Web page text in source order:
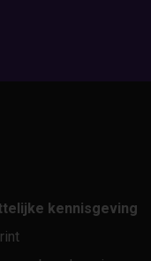
kennisgeving